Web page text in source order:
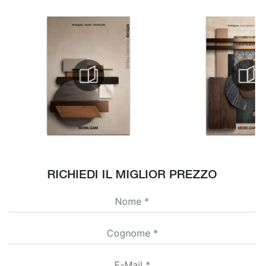
RICHIEDI IL MIGLIOR PREZZO